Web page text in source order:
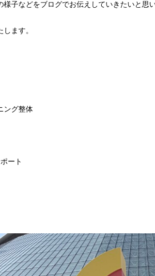
子などをブログでお伝えしていきたいと思い
ます。
ング整体
ート